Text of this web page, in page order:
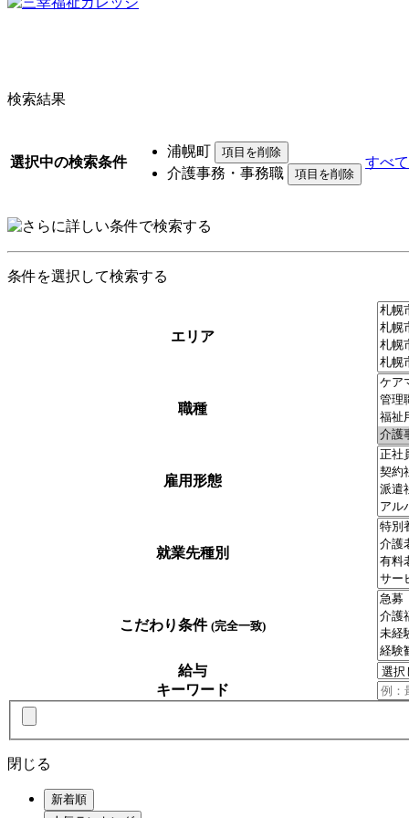
検索結果
選択中の検索条件
浦幌町
介護事務・事務職
すべ
条件を選択して検索する
エリア
職種
雇用形態
就業先種別
こだわり条件 (完全一致)
給与
キーワード
閉じる
新着順